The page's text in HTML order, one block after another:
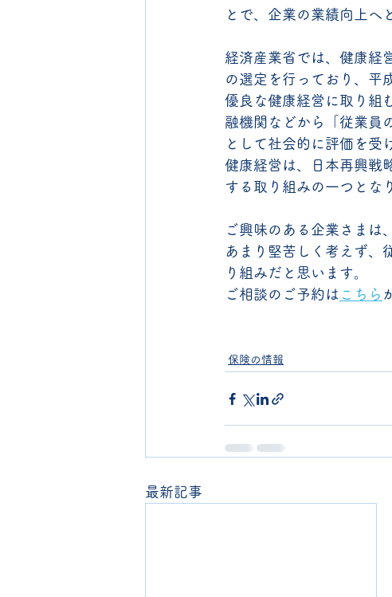
とで、企業の業績向上へ
経済産業省では、健康経
の選定を行っており、平
優良な健康経営に取り組
融機関などから「従業員
として社会的に評価を受
健康経営は、日本再興戦
する取り組みの一つとな
ご興味のある企業さまは
あまり堅苦しく考えず、
り組みだと思います。
ご相談のご予約は こちら
保険の情報
最新記事